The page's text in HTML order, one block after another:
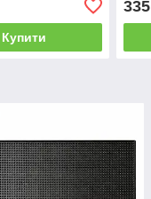
Купити
335